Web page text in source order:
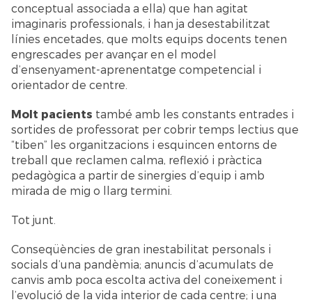
conceptual associada a ella) que han agitat
imaginaris professionals, i han ja desestabilitzat
línies encetades, que molts equips docents tenen
engrescades per avançar en el model
d’ensenyament-aprenentatge competencial i
orientador de centre.
Molt pacients també amb les constants entrades i
sortides de professorat per cobrir temps lectius que
“tiben” les organitzacions i esquincen entorns de
treball que reclamen calma, reflexió i pràctica
pedagògica a partir de sinergies d’equip i amb
mirada de mig o llarg termini.
Tot junt.
Conseqüències de gran inestabilitat personals i
socials d’una pandèmia; anuncis d’acumulats de
canvis amb poca escolta activa del coneixement i
l’evolució de la vida interior de cada centre; i una